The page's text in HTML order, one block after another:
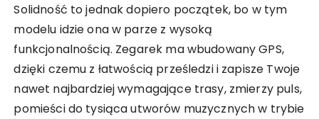
Solidność to jednak dopiero początek, bo w tym
modelu idzie ona w parze z wysoką
funkcjonalnością. Zegarek ma wbudowany GPS,
dzięki czemu z łatwością prześledzi i zapisze Twoje
nawet najbardziej wymagające trasy, zmierzy puls,
pomieści do tysiąca utworów muzycznych w trybie